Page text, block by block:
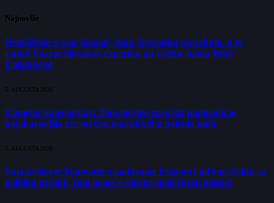
Najnovšie
Nemôžeme si viac klamať, inak Slovensko skrachuje. A ty
s ním! Varuje Slovákov expertka na všetko Janka Bittó
Cigániková
5. AUGUSTA 2026
Chmelár kategoricky: Toto ničenie ruských pamiatok je
najohavnejšia vec od čias nacistického pálenia kníh
5. AUGUSTA 2026
Suja kritizuje Matovičove nadávanie bežným ľuďom: Takto sa
politika nerobí! Toto nemá v slušnej spoločnosti miesto!